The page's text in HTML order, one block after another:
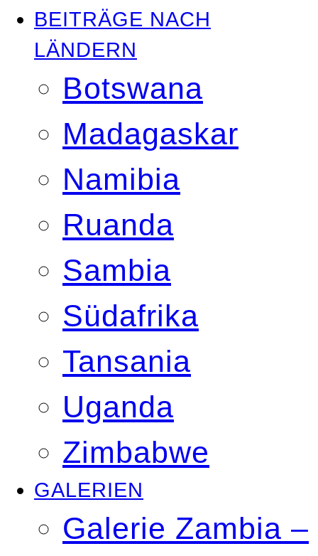
BEITRÄGE NACH
LÄNDERN
Botswana
Madagaskar
Namibia
Ruanda
Sambia
Südafrika
Tansania
Uganda
Zimbabwe
GALERIEN
Galerie Zambia –